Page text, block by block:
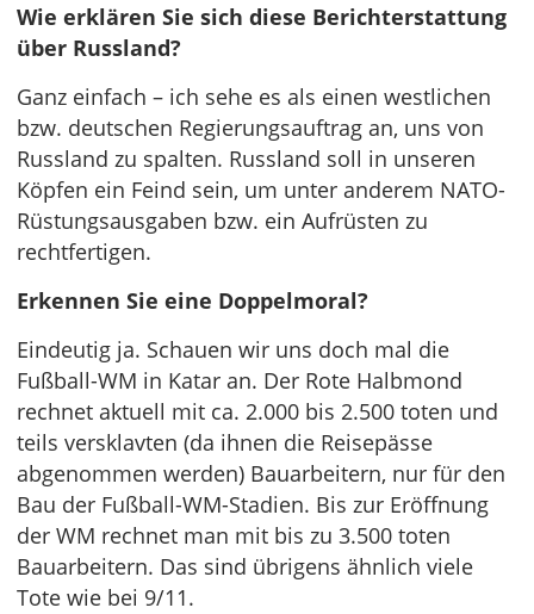
Wie erklären Sie sich diese Berichterstattung
über Russland?
Ganz einfach – ich sehe es als einen westlichen
bzw. deutschen Regierungsauftrag an, uns von
Russland zu spalten. Russland soll in unseren
Köpfen ein Feind sein, um unter anderem NATO-
Rüstungsausgaben bzw. ein Aufrüsten zu
rechtfertigen.
Erkennen Sie eine Doppelmoral?
Eindeutig ja. Schauen wir uns doch mal die
Fußball-WM in Katar an. Der Rote Halbmond
rechnet aktuell mit ca. 2.000 bis 2.500 toten und
teils versklavten (da ihnen die Reisepässe
abgenommen werden) Bauarbeitern, nur für den
Bau der Fußball-WM-Stadien. Bis zur Eröffnung
der WM rechnet man mit bis zu 3.500 toten
Bauarbeitern. Das sind übrigens ähnlich viele
Tote wie bei 9/11.